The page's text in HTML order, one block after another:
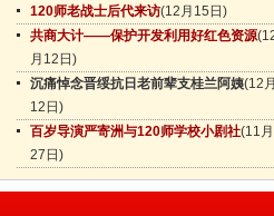
120师老战士后代来访(12月15日)
共商大计——保护开发利用好红色资源
月12日)
沉痛悼念晋绥抗日老前辈支桂兰阿姨(12月
12日)
百岁导演严寄洲与120师学校小剧社(11月
27日)